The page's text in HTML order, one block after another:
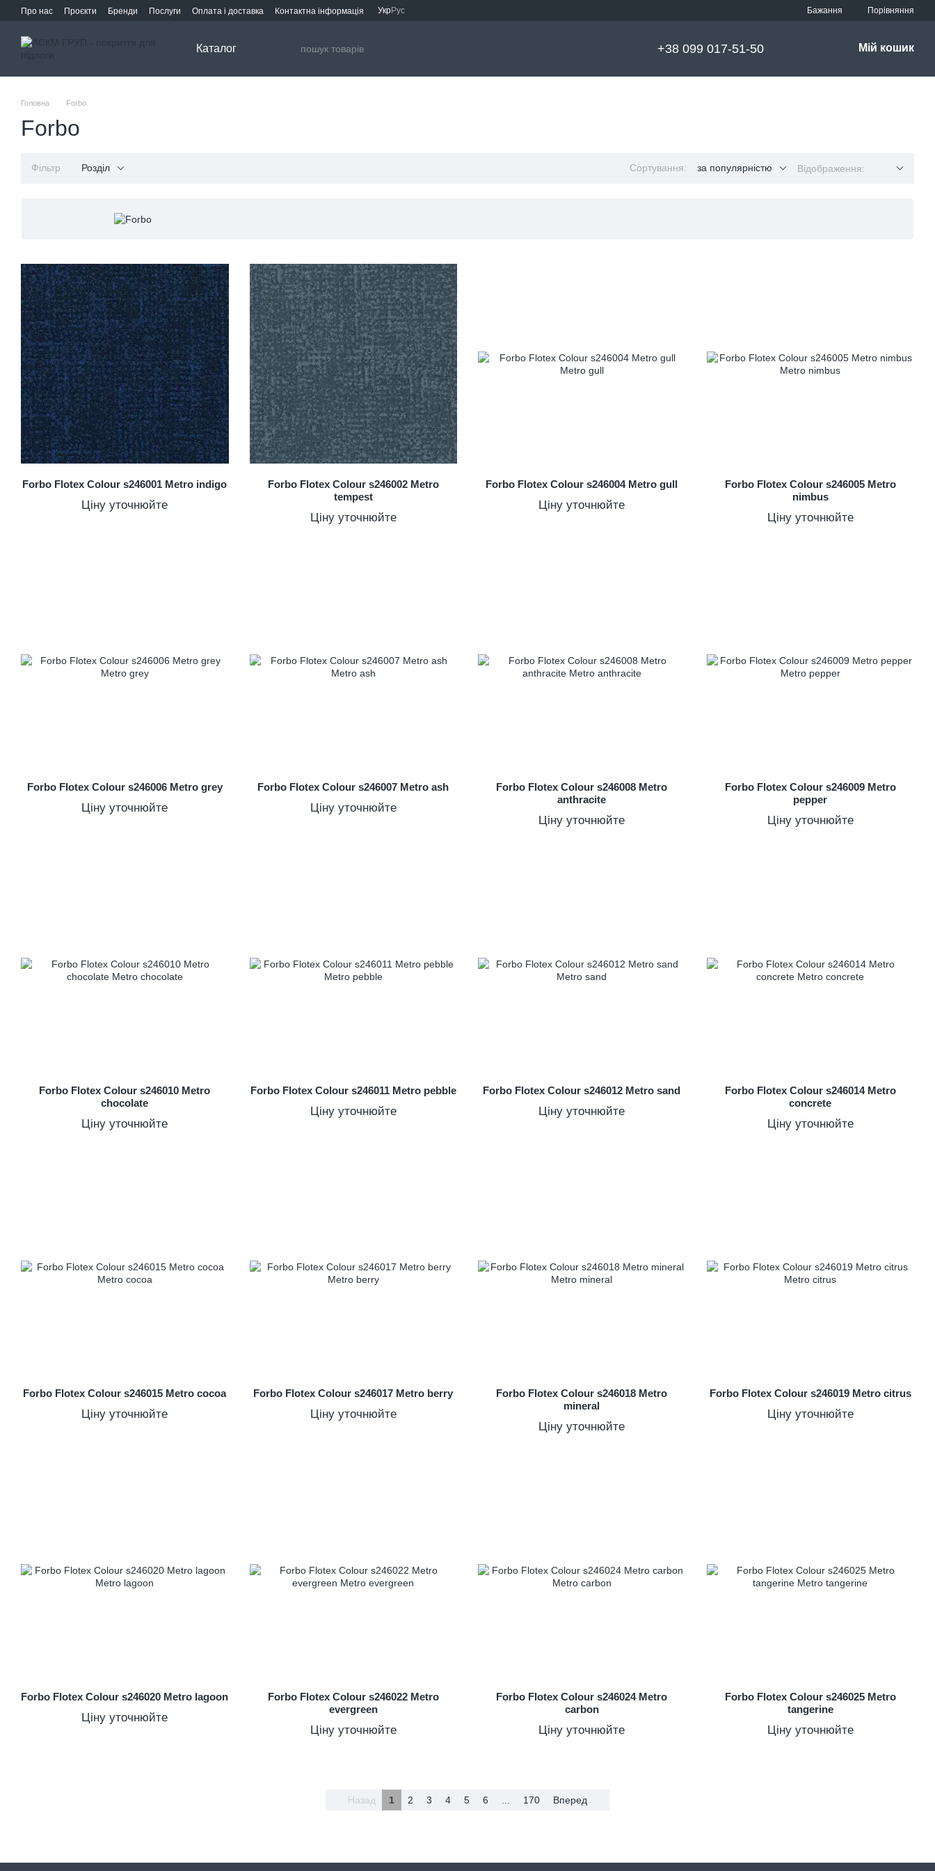
Перейти до основного контенту
Про нас Проєкти Бренди Послуги Оплата і доставка Контактна інформація УкрРус Бажання Порівняння
Каталог +38 099 017-51-50 Мій кошик
Головна Forbo
Forbo
Фільтр Розділ Сортування: за популярністю Відображення:
Forbo Flotex Colour s246001 Metro indigo
Ціну уточнюйте
Forbo Flotex Colour s246002 Metro
tempest
Ціну уточнюйте
Forbo Flotex Colour s246004 Metro gull
Ціну уточнюйте
Forbo Flotex Colour s246005 Metro
nimbus
Ціну уточнюйте
Forbo Flotex Colour s246006 Metro grey
Ціну уточнюйте
Forbo Flotex Colour s246007 Metro ash
Ціну уточнюйте
Forbo Flotex Colour s246008 Metro
anthracite
Ціну уточнюйте
Forbo Flotex Colour s246009 Metro
pepper
Ціну уточнюйте
Forbo Flotex Colour s246010 Metro
chocolate
Ціну уточнюйте
Forbo Flotex Colour s246011 Metro pebble
Ціну уточнюйте
Forbo Flotex Colour s246012 Metro sand
Ціну уточнюйте
Forbo Flotex Colour s246014 Metro
concrete
Ціну уточнюйте
Forbo Flotex Colour s246015 Metro cocoa
Ціну уточнюйте
Forbo Flotex Colour s246017 Metro berry
Ціну уточнюйте
Forbo Flotex Colour s246018 Metro
mineral
Ціну уточнюйте
Forbo Flotex Colour s246019 Metro citrus
Ціну уточнюйте
Forbo Flotex Colour s246020 Metro lagoon
Ціну уточнюйте
Forbo Flotex Colour s246022 Metro
evergreen
Ціну уточнюйте
Forbo Flotex Colour s246024 Metro
carbon
Ціну уточнюйте
Forbo Flotex Colour s246025 Metro
tangerine
Ціну уточнюйте
Назад 1 2 3 4 5 6 170 Вперед